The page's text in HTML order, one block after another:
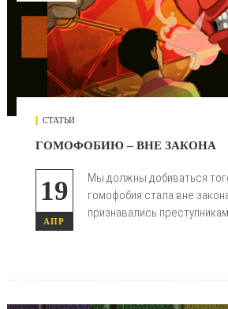
СТАТЬИ
ГОМОФОБИЮ – ВНЕ ЗАКОНА
19
АПР
Мы должны добиваться
гомофобия стала вне
признавались